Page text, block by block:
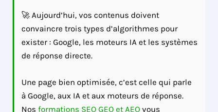
🚀 Aujourd’hui, vos contenus doivent
convaincre trois types d’algorithmes pour
exister : Google, les moteurs IA et les systèmes
de réponse directe.
Une page bien optimisée, c’est celle qui parle
à Google, aux IA et aux moteurs de réponse.
Nosformations SEO GEO et AEO vous